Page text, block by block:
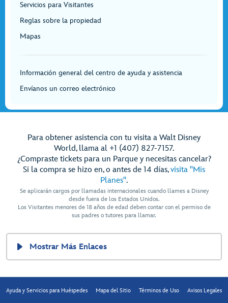
Servicios para Visitantes
Reglas sobre la propiedad
Mapas
Información general del centro de ayuda y asistencia
Envíanos un correo electrónico
Para obtener asistencia con tu visita a Walt Disney
World, llama al +1 (407) 827-7157.
¿Compraste tickets para un Parque y necesitas cancelar?
Si la compra se hizo en, o antes de 14 días,visita "Mis
Planes".
Se aplicarán cargos por llamadas internacionales cuando llames a Disney
desde fuera de los Estados Unidos.
Los Visitantes menores de 18 años de edad deben contar con el permiso de
sus padres o tutores para llamar.
Mostrar Más Enlaces
Ayuda y Servicios para Huéspedes Mapa del Sitio Términos de Uso Avisos Legales